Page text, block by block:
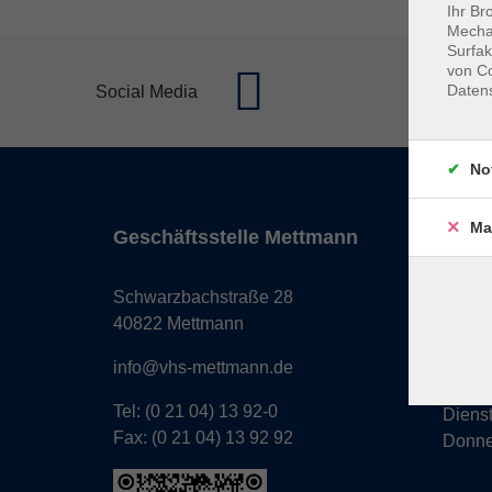
Social Media
Geschäftsstelle Mettmann
Schwarzbachstraße 28
40822 Mettmann
info@vhs-mettmann.de
Tel: (0 21 04) 13 92-0
Fax: (0 21 04) 13 92 92
Ihr
von